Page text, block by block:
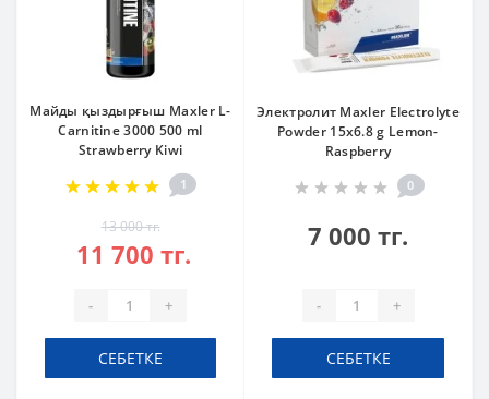
Майды қыздырғыш Maxler L-
Carnitine 3000 500 ml
Strawberry Kiwi
1
13 000 тг.
11 700 тг.
- +
СЕБЕТКЕ
Электролит Maxler Electrolyte
Powder 15x6.8 g Lemon-
Raspberry
0
7 000 тг.
- +
СЕБЕТКЕ